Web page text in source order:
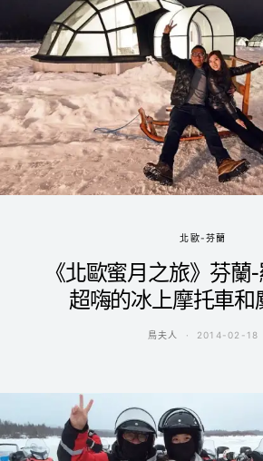
北歐-芬蘭
《北歐蜜月之旅》芬蘭
超嗨的冰上摩托車和
鳥夫人 2014-02-18